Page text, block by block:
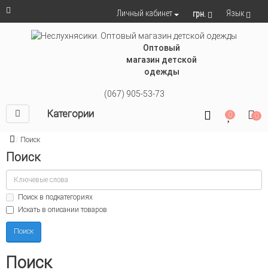
Личный кабинет грн. Язык
Оптовый
магазин детской
одежды
(067) 905-53-73
Категории 0 0
Поиск
Поиск
Поиск в подкатегориях
Искать в описании товаров
Поиск